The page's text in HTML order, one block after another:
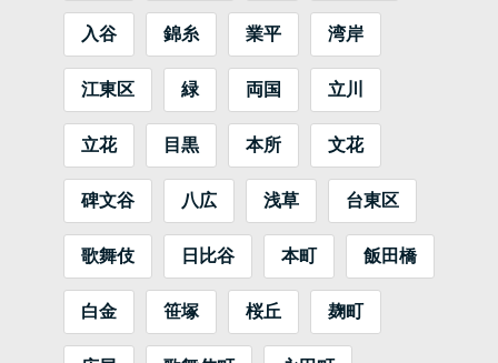
入谷 錦糸 業平 湾岸
江東区 緑 両国 立川
立花 目黒 本所 文花
碑文谷 八広 浅草 台東区
歌舞伎 日比谷 本町 飯田橋
白金 笹塚 桜丘 麹町